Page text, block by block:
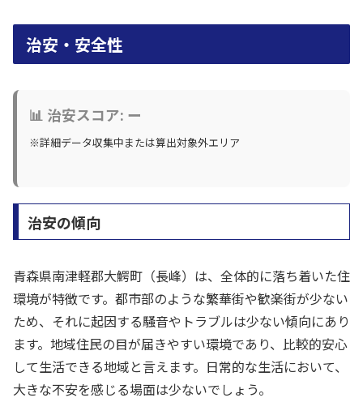
治安・安全性
📊 治安スコア: ー
※詳細データ収集中または算出対象外エリア
治安の傾向
青森県南津軽郡大鰐町（長峰）は、全体的に落ち着いた住
環境が特徴です。都市部のような繁華街や歓楽街が少ない
ため、それに起因する騒音やトラブルは少ない傾向にあり
ます。地域住民の目が届きやすい環境であり、比較的安心
して生活できる地域と言えます。日常的な生活において、
大きな不安を感じる場面は少ないでしょう。